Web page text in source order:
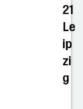
21
Le
ip
zi
g